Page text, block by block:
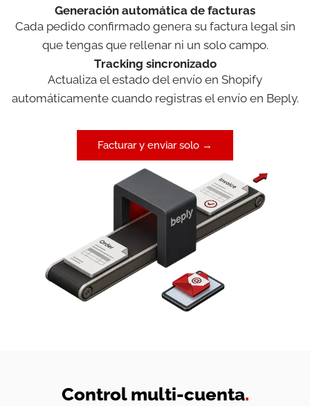
Generación automática de facturas
Cada pedido confirmado genera su factura legal sin
que tengas que rellenar ni un solo campo.
Tracking sincronizado
Actualiza el estado del envío en Shopify
automáticamente cuando registras el envío en Beply.
Facturar y enviar solo →
Control multi-cuenta.